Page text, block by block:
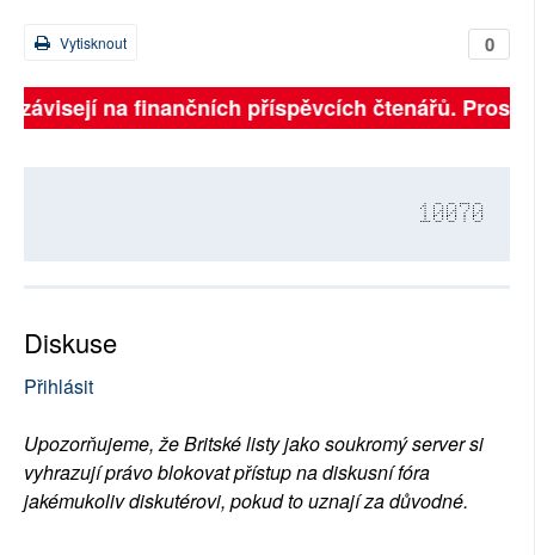
0
Vytisknout
na finančních příspěvcích čtenářů.
10070
Diskuse
Přihlásit
Upozorňujeme, že Britské listy jako soukromý server si
vyhrazují právo blokovat přístup na diskusní fóra
jakémukoliv diskutérovi, pokud to uznají za důvodné.